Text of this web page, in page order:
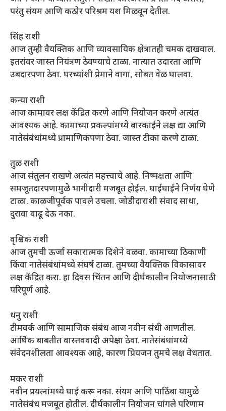
परंतु संयम आणि कठोर परिश्रम यश मिळवून देतील.
सिंह राशी
आज तुम्ही वैयक्तिक आणि व्यावसायिक क्षेत्रातही चमक दाखवाल.
इतरांवर जास्त नियंत्रण ठेवण्याचे टाळा. नात्यात उदारता आणि
उबदारपणा ठेवा. घरच्यांशी प्रेमाने वागा, सोबत वेळ घालवा.
कन्या राशी
आज कामावर लक्ष केंद्रित करणे आणि नियोजन करणे अत्यंत
आवश्यक आहे. कामाच्या प्रकल्पांमध्ये बारकाईने लक्ष द्या आणि
नातेसंबंधांमध्ये प्रामाणिकपणा ठेवा. जास्त टीका करणे टाळा.
तुळ राशी
आज संतुलन राखणे अत्यंत महत्त्वाचे आहे. निष्पक्षता आणि
समजूतदारपणामुळे भागीदारी मजबूत होईल. घाईघाईने निर्णय घेणे
टाळा. काळजीपूर्वक पावले उचला. जोडीदाराशी संवाद साधा,
दुरावा वाढू देऊ नका.
वृश्चिक राशी
आज तुमची ऊर्जा सकारात्मक दिशेने वळवा. कामाच्या ठिकाणी
किंवा नातेसंबंधांमध्ये संघर्ष टाळा. तुमच्या वैयक्तिक विकासावर
लक्ष केंद्रित करा. हा दिवस चिंतन आणि दीर्घकालीन नियोजनासाठी
परिपूर्ण आहे.
धनु राशी
टीमवर्क आणि सामाजिक संबंध आज नवीन संधी आणतील.
आर्थिक बाबतीत वास्तववादी अपेक्षा ठेवा. नातेसंबंधांमध्ये
संवेदनशीलता आवश्यक आहे, कारण प्रियजन तुमचे लक्ष वेधतात.
मकर राशी
नवीन प्रयत्नांमध्ये घाई करू नका. संयम आणि पाठिंबा यामुळे
नातेसंबंध मजबूत होतील. दीर्घकालीन नियोजन चांगले परिणाम